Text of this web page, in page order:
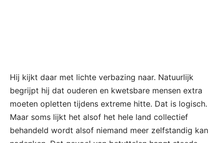
Hij kijkt daar met lichte verbazing naar. Natuurlijk
begrijpt hij dat ouderen en kwetsbare mensen extra
moeten opletten tijdens extreme hitte. Dat is logisch.
Maar soms lijkt het alsof het hele land collectief
behandeld wordt alsof niemand meer zelfstandig kan